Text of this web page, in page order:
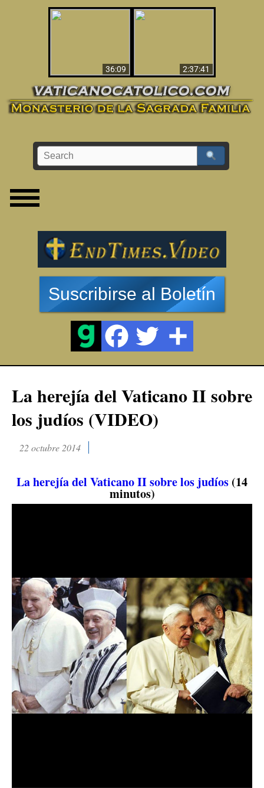
36:09
2:37:41
Suscribirse al Boletín
La herejía del Vaticano II sobre
los judíos (VIDEO)
22 octubre 2014
La herejía del Vaticano II sobre los judíos (14
minutos)